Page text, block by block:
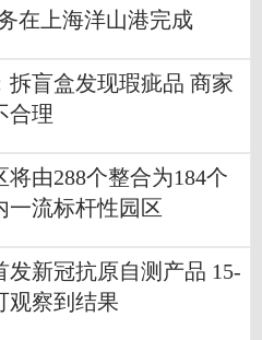
在上海洋山港完成
拆盲盒发现瑕疵品 商家
合理
将由288个整合为184个
一流标杆性园区
发新冠抗原自测产品 15-
观察到结果